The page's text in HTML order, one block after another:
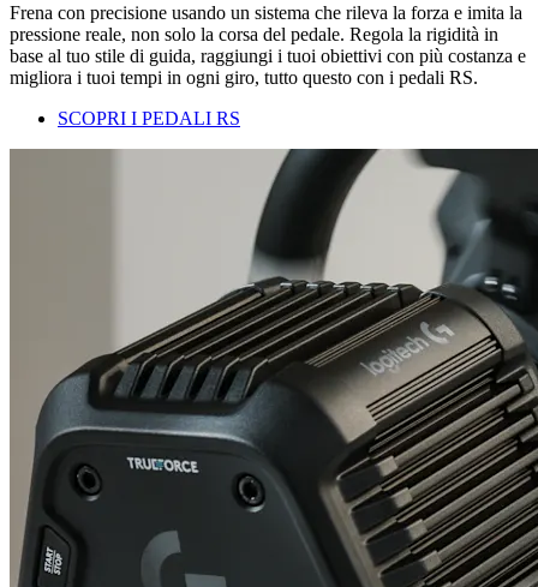
Frena con precisione usando un sistema che rileva la forza e imita la
pressione reale, non solo la corsa del pedale. Regola la rigidità in
base al tuo stile di guida, raggiungi i tuoi obiettivi con più costanza e
migliora i tuoi tempi in ogni giro, tutto questo con i pedali RS.
SCOPRI I PEDALI RS